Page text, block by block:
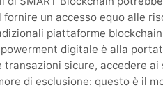
fornire un accesso equo alle
piattaforme
digitale è alla
transazioni sicure, accedere
di esclusione: questo è il